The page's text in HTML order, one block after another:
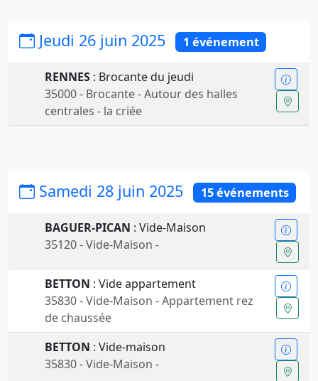
Jeudi 26 juin 2025 1 événement
RENNES : Brocante du jeudi
35000 - Brocante - Autour des halles
centrales - la criée
Samedi 28 juin 2025 15 événements
BAGUER-PICAN : Vide-Maison
35120 - Vide-Maison -
BETTON : Vide appartement
35830 - Vide-Maison - Appartement rez
de chaussée
BETTON : Vide-maison
35830 - Vide-Maison -